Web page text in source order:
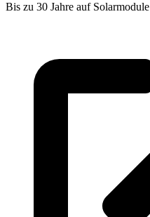
Bis zu 30 Jahre auf Solarmodule